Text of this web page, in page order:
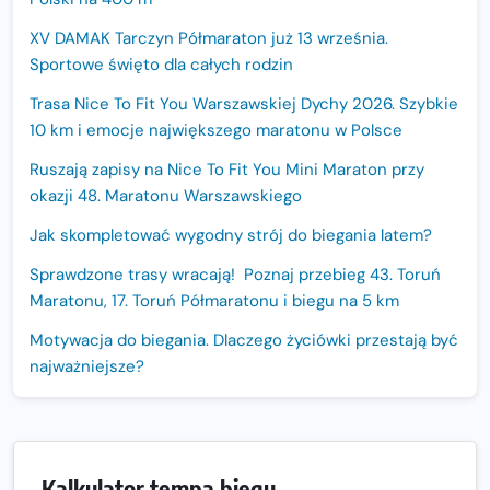
XV DAMAK Tarczyn Półmaraton już 13 września.
Sportowe święto dla całych rodzin
Trasa Nice To Fit You Warszawskiej Dychy 2026. Szybkie
10 km i emocje największego maratonu w Polsce
Ruszają zapisy na Nice To Fit You Mini Maraton przy
okazji 48. Maratonu Warszawskiego
Jak skompletować wygodny strój do biegania latem?
Sprawdzone trasy wracają! Poznaj przebieg 43. Toruń
Maratonu, 17. Toruń Półmaratonu i biegu na 5 km
Motywacja do biegania. Dlaczego życiówki przestają być
najważniejsze?